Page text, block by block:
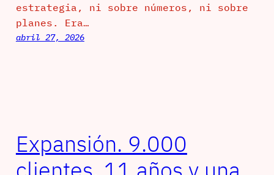
estrategia, ni sobre números, ni sobre
planes. Era…
abril 27, 2026
Expansión. 9.000